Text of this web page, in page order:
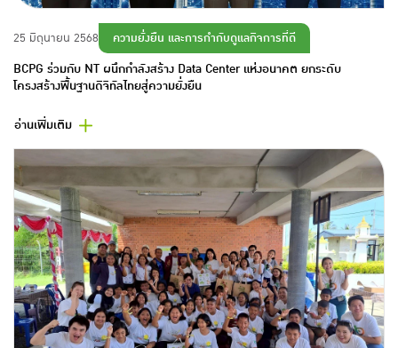
25 มิถุนายน 2568 ความยั่งยืน และการกำกับดูแลกิจการที่ดี
BCPG ร่วมกับ NT ผนึกกำลังสร้าง Data Center แห่งอนาคต ยกระดับ
โครงสร้างพื้นฐานดิจิทัลไทยสู่ความยั่งยืน
อ่านเพิ่มเติม